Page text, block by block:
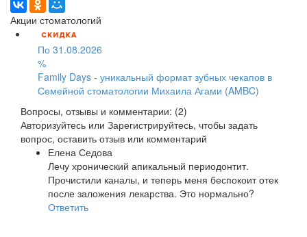
Акции стоматологий
По 31.08.2026
%
Family Days - уникальный формат зубных чекапов в
Семейной стоматологии Михаила Агами (AMBC)
Вопросы, отзывы и комментарии: (2)
Авторизуйтесь или Зарегистрируйтесь, чтобы задать
вопрос, оставить отзыв или комментарий
Елена Седова
Лечу хронический апикальный периодонтит.
Прочистили каналы, и теперь меня беспокоит отек
после заложения лекарства. Это нормально?
Ответить